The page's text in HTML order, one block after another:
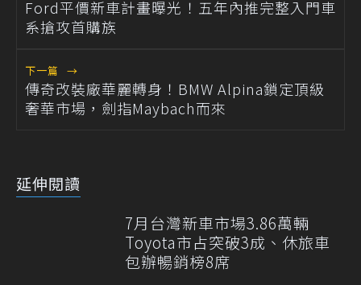
Ford平價新車計畫曝光！五年內推完整入門車
系搶攻首購族
下一篇 →
傳奇改裝廠華麗轉身！BMW Alpina鎖定頂級
奢華市場，劍指Maybach而來
延伸閱讀
7月台灣新車市場3.86萬輛
Toyota市占突破3成、休旅車
包辦暢銷榜8席